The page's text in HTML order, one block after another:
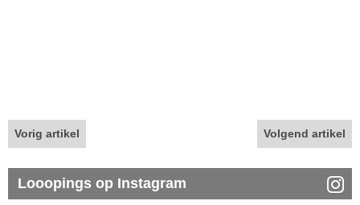
Vorig artikel Volgend artikel
Looopings op Instagram